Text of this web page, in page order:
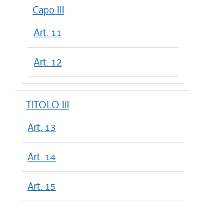
Capo III
Art. 11
Art. 12
TITOLO III
Art. 13
Art. 14
Art. 15